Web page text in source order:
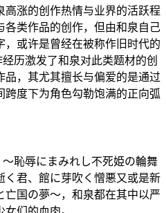
高涨的创作热情与业界的活跃程
各类作品的创作，但由和泉自己
或许是曾经在被称作旧时代的
历激发了和泉对此类题材的创
，其尤其擅长与偏爱的是通过
跨度下为角色勾勒饱满的正向弧
恥辱にまみれし不死姫の輪舞
く君、館に芽吹く憎悪又或是新
国の夢～，和泉都在其中以严